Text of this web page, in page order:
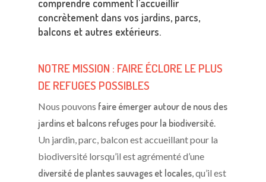
comprendre comment l’accueillir
concrètement dans vos jardins, parcs,
balcons et autres extérieurs.
NOTRE MISSION : FAIRE ÉCLORE LE PLUS
DE REFUGES POSSIBLES
Nous pouvons faire émerger autour de nous des
jardins et balcons refuges pour la biodiversité
Un jardin, parc, balcon est accueillant pour la
biodiversité lorsqu’il est agrémenté d’une
diversité de plantes sauvages et locales , qu’il est